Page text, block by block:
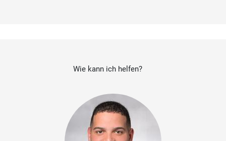
Wie kann ich helfen?